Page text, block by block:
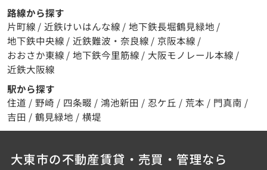
路線から探す
片町線 / 近鉄けいはんな線 / 地下鉄長堀鶴見緑地 /
地下鉄中央線 / 近鉄難波・奈良線 / 京阪本線 /
おおさか東線 / 地下鉄今里筋線 / 大阪モノレール本線 /
近鉄大阪線
駅から探す
住道 / 野崎 / 四条畷 / 鴻池新田 / 忍ケ丘 / 荒本 / 門真南 /
吉田 / 鶴見緑地 / 横堤
大東市の不動産賃貸・売買・管理なら